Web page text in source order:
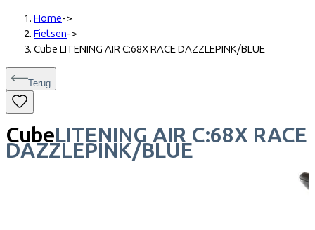
Home->
Fietsen->
Cube LITENING AIR C:68X RACE DAZZLEPINK/BLUE
Terug
CubeLITENING AIR C:68X RACE
DAZZLEPINK/BLUE